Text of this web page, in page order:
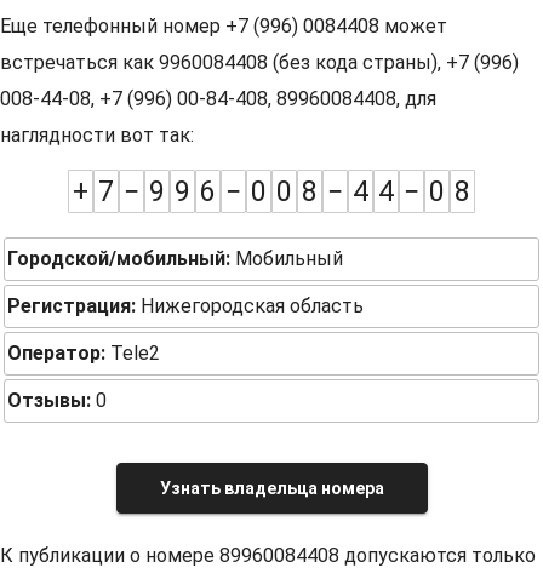
Еще телефонный номер +7 (996) 0084408 может
встречаться как 9960084408 (без кода страны), +7 (996)
008-44-08, +7 (996) 00-84-408, 89960084408, для
наглядности вот так:
+ 7 − 9 9 6 − 0 0 8 − 4 4 − 0 8
Городской/мобильный: Мобильный
Регистрация: Нижегородская область
Оператор: Tele2
Отзывы: 0
Узнать владельца номера
К публикации о номере 89960084408 допускаются только